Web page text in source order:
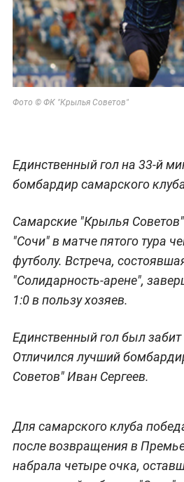
Фото © ФК "Крылья Советов"
Единственный гол на 33-й
бомбардир самарского
Самарские "Крылья
"Сочи" в матче пятого тура
футболу. Встреча,
"Солидарность-арене",
1:0 в пользу хозяев.
Единственный гол был забит
Отличился лучший
Советов" Иван Сергеев.
Для самарского клуба
после возвращения в
набрала четыре очка,